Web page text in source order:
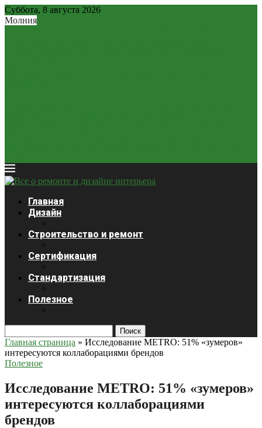
Суббота, 8 августа 2026
Молния
Главная
Дизайн
Строительство и ремонт
Сертификация
Стандартизация
Полезное
Поиск
Главная страница » Исследование METRO: 51% «зумеров»
интересуются коллаборациями брендов
Полезное
Исследование METRO: 51% «зумеров»
интересуются коллаборациями
брендов